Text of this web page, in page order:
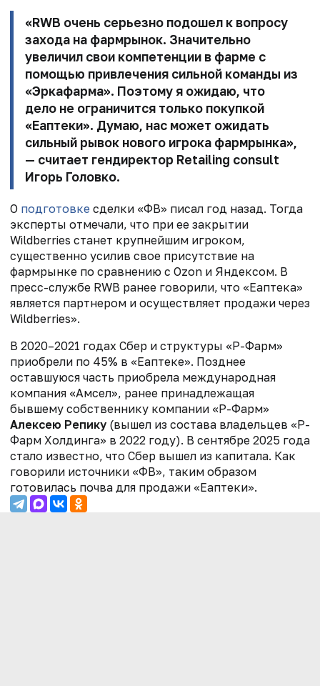
«RWB очень серьезно подошел к вопросу
захода на фармрынок. Значительно
увеличил свои компетенции в фарме с
помощью привлечения сильной команды из
«Эркафарма». Поэтому я ожидаю, что
дело не ограничится только покупкой
«Еаптеки». Думаю, нас может ожидать
сильный рывок нового игрока фармрынка»,
— считает гендиректор Retailing consult
Игорь Головко.
О подготовке сделки «ФВ» писал год назад. Тогда
эксперты отмечали, что при ее закрытии
Wildberries станет крупнейшим игроком,
существенно усилив свое присутствие на
фармрынке по сравнению с Ozon и Яндексом. В
пресс-службе RWB ранее говорили, что «Еаптека»
является партнером и осуществляет продажи через
Wildberries».
В 2020–2021 годах Сбер и структуры «Р-Фарм»
приобрели по 45% в «Еаптеке». Позднее
оставшуюся часть приобрела международная
компания «Амсел», ранее принадлежащая
бывшему собственнику компании «Р-Фарм»
Алексею Репику (вышел из состава владельцев «Р-
Фарм Холдинга» в 2022 году). В сентябре 2025 года
стало известно, что Сбер вышел из капитала. Как
говорили источники «ФВ», таким образом
готовилась почва для продажи «Еаптеки».